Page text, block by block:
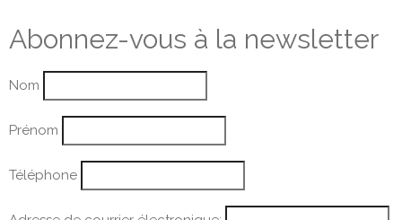
Abonnez-vous à la newsletter
Nom
Prénom
Téléphone